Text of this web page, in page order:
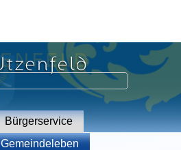
Bürgerservice
Gemeindeleben